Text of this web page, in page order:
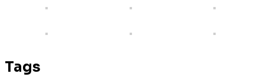
Tags